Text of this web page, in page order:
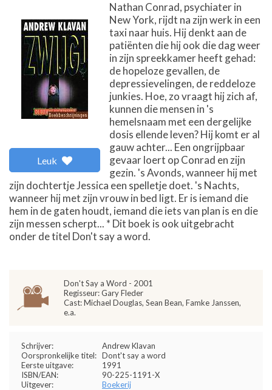
Leuk
Nathan Conrad, psychiater in
New York, rijdt na zijn werk in een
taxi naar huis. Hij denkt aan de
patiënten die hij ook die dag weer
in zijn spreekkamer heeft gehad:
de hopeloze gevallen, de
depressievelingen, de reddeloze
junkies. Hoe, zo vraagt hij zich af,
kunnen die mensen in 's
hemelsnaam met een dergelijke
dosis ellende leven? Hij komt er al
gauw achter... Een ongrijpbaar
gevaar loert op Conrad en zijn
gezin. 's Avonds, wanneer hij met
zijn dochtertje Jessica een spelletje doet. 's Nachts,
wanneer hij met zijn vrouw in bed ligt. Er is iemand die
hem in de gaten houdt, iemand die iets van plan is en die
zijn messen scherpt... * Dit boek is ook uitgebracht
onder de titel Don't say a word.
Don't Say a Word - 2001
Regisseur: Gary Fleder
Cast: Michael Douglas, Sean Bean, Famke Janssen,
e.a.
Schrijver:
Andrew Klavan
Oorspronkelijke titel: Dont't say a word
Eerste uitgave:
1991
ISBN/EAN:
90-225-1191-X
Uitgever:
Boekerij